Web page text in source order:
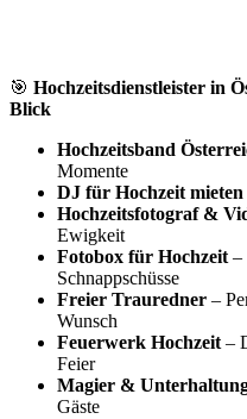
🎯 Hochzeitsdienstleister in
Blick
Hochzeitsband
Momente
DJ für Hochzeit mieten
Hochzeitsfotograf &
Ewigkeit
Fotobox für Hochzeit –
Schnappschüsse
Freier Trauredner –
Wunsch
Feuerwerk Hochzeit –
Feier
Magier &
Gäste